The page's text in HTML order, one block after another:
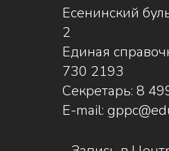
Есенинский
2
Единая
730 2193
Секретарь: 8
E-mail: